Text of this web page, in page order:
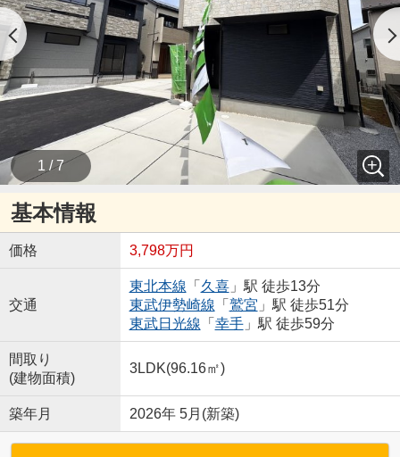
1 / 7
基本情報
価格 3,798万円
交通
東北本線 「 久喜」駅 徒歩13分
東武伊勢崎線 「 鷲宮 」駅 徒歩51分
東武日光線 「 幸手」駅 徒歩59分
間取り
(建物面積)
3LDK(96.16㎡)
築年月 2026年 5月(新築)